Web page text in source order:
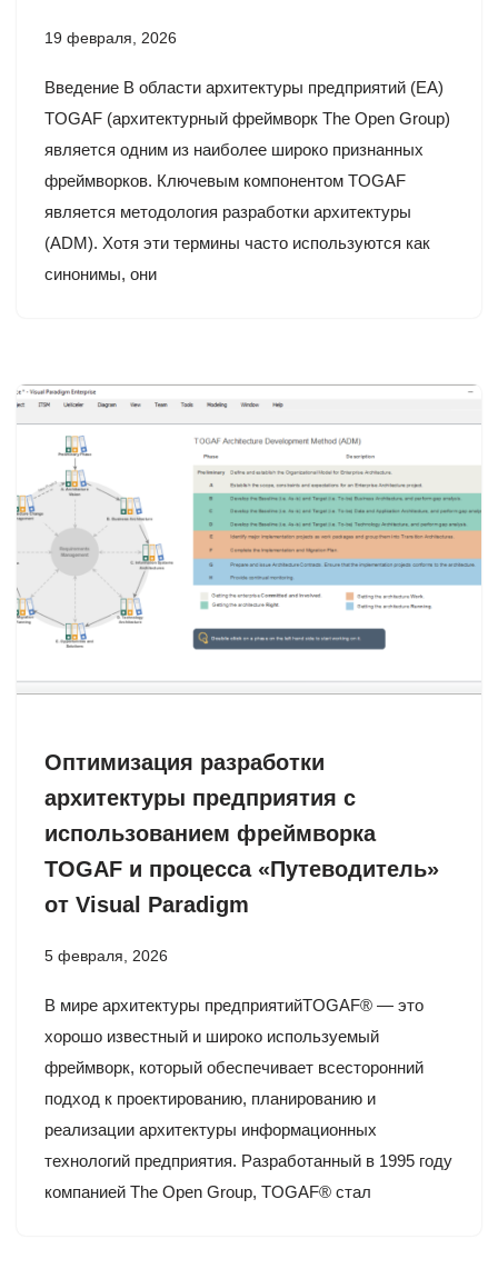
19 февраля, 2026
Введение В области архитектуры предприятий (EA)
TOGAF (архитектурный фреймворк The Open Group)
является одним из наиболее широко признанных
фреймворков. Ключевым компонентом TOGAF
является методология разработки архитектуры
(ADM). Хотя эти термины часто используются как
синонимы, они
Оптимизация разработки
архитектуры предприятия с
использованием фреймворка
TOGAF и процесса «Путеводитель»
от Visual Paradigm
5 февраля, 2026
В мире архитектуры предприятийTOGAF® — это
хорошо известный и широко используемый
фреймворк, который обеспечивает всесторонний
подход к проектированию, планированию и
реализации архитектуры информационных
технологий предприятия. Разработанный в 1995 году
компанией The Open Group, TOGAF® стал